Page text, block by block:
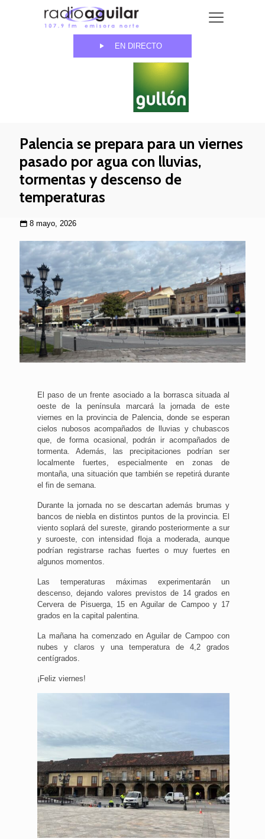
EN DIRECTO
Palencia se prepara para un viernes
pasado por agua con lluvias,
tormentas y descenso de
temperaturas
8 mayo, 2026
El paso de un frente asociado a la borrasca situada al
oeste de la península marcará la jornada de este
viernes en la provincia de Palencia, donde se esperan
cielos nubosos acompañados de lluvias y chubascos
que, de forma ocasional, podrán ir acompañados de
tormenta. Además, las precipitaciones podrían ser
localmente fuertes, especialmente en zonas de
montaña, una situación que también se repetirá durante
el fin de semana.
Durante la jornada no se descartan además brumas y
bancos de niebla en distintos puntos de la provincia. El
viento soplará del sureste, girando posteriormente a sur
y suroeste, con intensidad floja a moderada, aunque
podrían registrarse rachas fuertes o muy fuertes en
algunos momentos.
Las temperaturas máximas experimentarán un
descenso, dejando valores previstos de 14 grados en
Cervera de Pisuerga, 15 en Aguilar de Campoo y 17
grados en la capital palentina.
La mañana ha comenzado en Aguilar de Campoo con
nubes y claros y una temperatura de 4,2 grados
centígrados.
¡Feliz viernes!